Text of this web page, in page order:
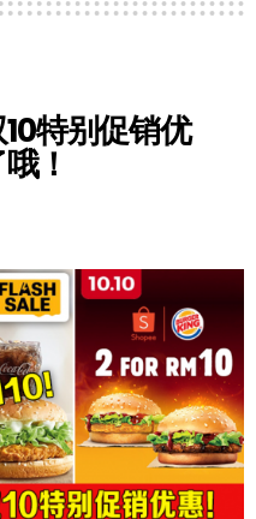
特别促销优
！